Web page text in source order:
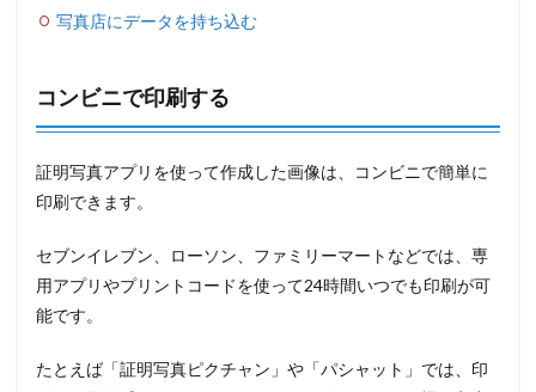
写真店にデータを持ち込む
コンビニで印刷する
証明写真アプリを使って作成した画像は、コンビニで簡単に
印刷できます。
セブンイレブン、ローソン、ファミリーマートなどでは、専
用アプリやプリントコードを使って24時間いつでも印刷が可
能です。
たとえば「証明写真ピクチャン」や「パシャット」では、印